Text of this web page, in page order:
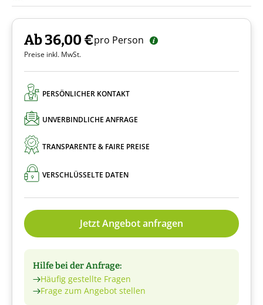
Ab 36,00 €pro Person
Preise inkl. MwSt.
PERSÖNLICHER KONTAKT
UNVERBINDLICHE ANFRAGE
TRANSPARENTE & FAIRE PREISE
VERSCHLÜSSELTE DATEN
Jetzt Angebot anfragen
Hilfe bei der Anfrage:
Häufig gestellte Fragen
Frage zum Angebot stellen